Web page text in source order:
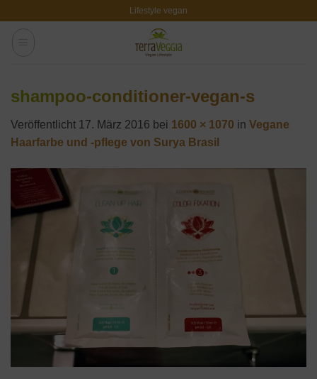
Lifestyle vegan
shampoo-conditioner-vegan-s
Veröffentlicht 17. März 2016 bei 1600 × 1070 in Vegane
Haarfarbe und -pflege von Surya Brasil